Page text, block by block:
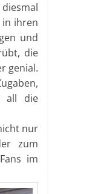
in ihren
und
die
genial.
all die
nur
zum
im